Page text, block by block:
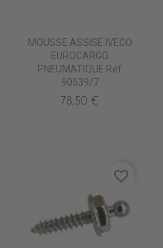
MOUSSE ASSISE IVECO
EUROCARGO
PNEUMATIQUE Réf
90539/7
78,50 €
favorite_border